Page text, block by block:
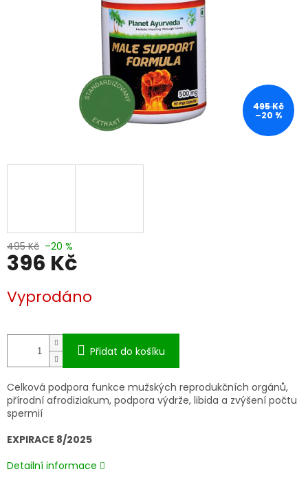
495 Kč
–20 %
495 Kč –20 %
396 Kč
cena:
Vyprodáno
Přidat do košíku
Celková podpora funkce mužských reprodukčních orgánů,
přírodní afrodiziakum, podpora výdrže, libida a zvýšení počtu
spermií
EXPIRACE 8/2025
Detailní informace